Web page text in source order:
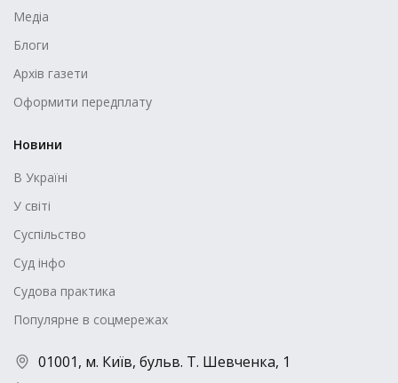
Медіа
Блоги
Архів газети
Оформити передплату
Новини
В Україні
У світі
Суспільство
Суд інфо
Судова практика
Популярне в соцмережах
01001, м. Київ, бульв. Т. Шевченка, 1